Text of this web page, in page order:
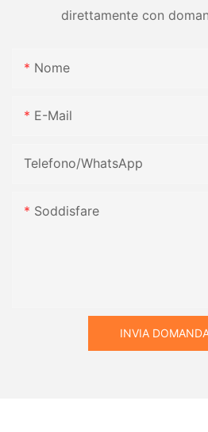
direttamente con
Nome
E-Mail
Telefono/WhatsApp
Soddisfare
INVIA